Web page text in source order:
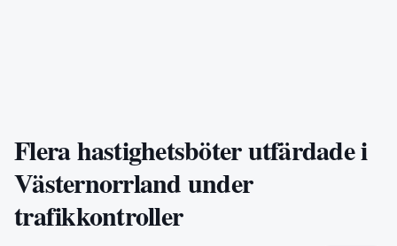
Flera hastighetsböter utfärdade i
Västernorrland under
trafikkontroller